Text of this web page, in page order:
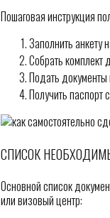
Пошаговая инструкция
Заполнить анкету
Собрать комплект
Подать документы
Получить паспорт
СПИСОК
Основной список
или визовый центр: